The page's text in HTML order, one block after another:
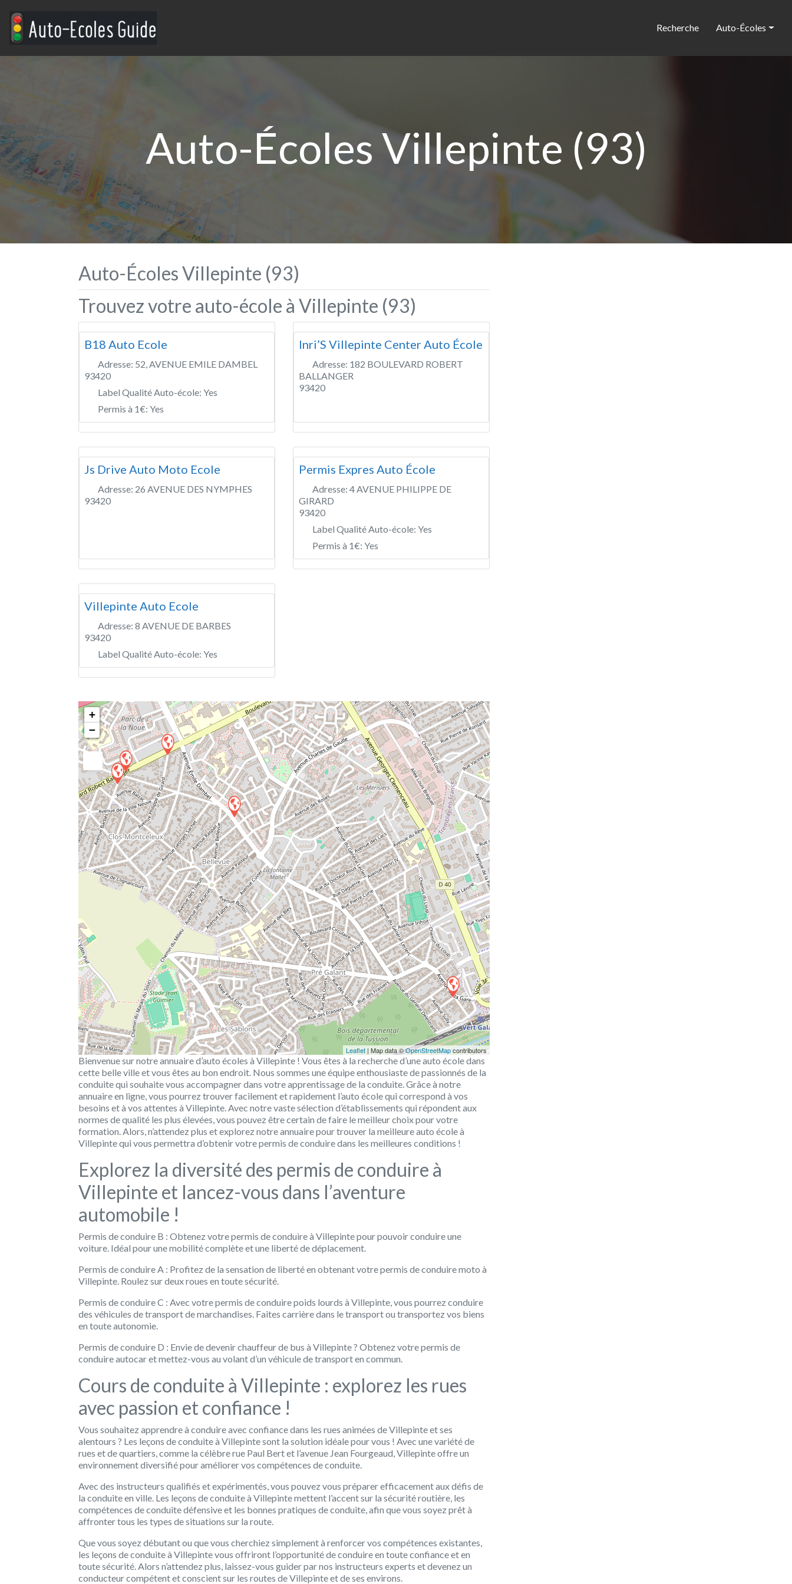
Recherche Auto-Écoles
Auto-Écoles Villepinte (93)
Auto-Écoles Villepinte (93)
Trouvez votre auto-école à Villepinte (93)
B18 Auto Ecole
Adresse: 52, AVENUE EMILE DAMBEL
93420
Label Qualité Auto-école: Yes
Permis à 1€: Yes
Inri’S Villepinte Center Auto École
Adresse: 182 BOULEVARD ROBERT
BALLANGER
93420
Js Drive Auto Moto Ecole
Adresse: 26 AVENUE DES NYMPHES
93420
Permis Expres Auto École
Adresse: 4 AVENUE PHILIPPE DE
GIRARD
93420
Label Qualité Auto-école: Yes
Permis à 1€: Yes
Villepinte Auto Ecole
Adresse: 8 AVENUE DE BARBES
93420
Label Qualité Auto-école: Yes
+
−
Leaflet | Map data ©OpenStreetMapcontributors
Bienvenue sur notre annuaire d’auto écoles à Villepinte ! Vous êtes à la recherche d’une auto école dans
cette belle ville et vous êtes au bon endroit. Nous sommes une équipe enthousiaste de passionnés de la
conduite qui souhaite vous accompagner dans votre apprentissage de la conduite. Grâce à notre
annuaire en ligne, vous pourrez trouver facilement et rapidement l’auto école qui correspond à vos
besoins et à vos attentes à Villepinte. Avec notre vaste sélection d’établissements qui répondent aux
normes de qualité les plus élevées, vous pouvez être certain de faire le meilleur choix pour votre
formation. Alors, n’attendez plus et explorez notre annuaire pour trouver la meilleure auto école à
Villepinte qui vous permettra d’obtenir votre permis de conduire dans les meilleures conditions !
Explorez la diversité des permis de conduire à
Villepinte et lancez-vous dans l’aventure
automobile !
Permis de conduire B : Obtenez votre permis de conduire à Villepinte pour pouvoir conduire une
voiture. Idéal pour une mobilité complète et une liberté de déplacement.
Permis de conduire A : Profitez de la sensation de liberté en obtenant votre permis de conduire moto à
Villepinte. Roulez sur deux roues en toute sécurité.
Permis de conduire C : Avec votre permis de conduire poids lourds à Villepinte, vous pourrez conduire
des véhicules de transport de marchandises. Faites carrière dans le transport ou transportez vos biens
en toute autonomie.
Permis de conduire D : Envie de devenir chauffeur de bus à Villepinte ? Obtenez votre permis de
conduire autocar et mettez-vous au volant d’un véhicule de transport en commun.
Cours de conduite à Villepinte : explorez les rues
avec passion et confiance !
Vous souhaitez apprendre à conduire avec confiance dans les rues animées de Villepinte et ses
alentours ? Les leçons de conduite à Villepinte sont la solution idéale pour vous ! Avec une variété de
rues et de quartiers, comme la célèbre rue Paul Bert et l’avenue Jean Fourgeaud, Villepinte offre un
environnement diversifié pour améliorer vos compétences de conduite.
Avec des instructeurs qualifiés et expérimentés, vous pouvez vous préparer efficacement aux défis de
la conduite en ville. Les leçons de conduite à Villepinte mettent l’accent sur la sécurité routière, les
compétences de conduite défensive et les bonnes pratiques de conduite, afin que vous soyez prêt à
affronter tous les types de situations sur la route.
Que vous soyez débutant ou que vous cherchiez simplement à renforcer vos compétences existantes,
les leçons de conduite à Villepinte vous offriront l’opportunité de conduire en toute confiance et en
toute sécurité. Alors n’attendez plus, laissez-vous guider par nos instructeurs experts et devenez un
conducteur compétent et conscient sur les routes de Villepinte et de ses environs.